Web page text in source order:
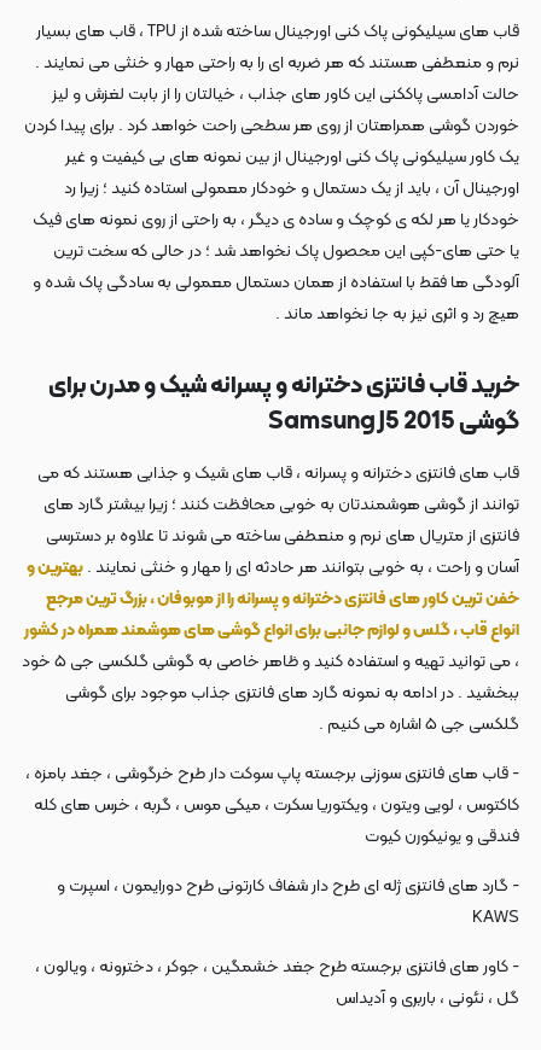
قاب های سیلیکونی پاک کنی اورجینال ساخته شده از TPU ، قاب های بسیار
نرم و منعطفی هستند که هر ضربه ای را به راحتی مهار و خنثی می نمایند .
حالت آدامسی پاککنی این کاور های جذاب ، خیالتان را از بابت لغزش و لیز
خوردن گوشی همراهتان از روی هر سطحی راحت خواهد کرد . برای پیدا کردن
یک کاور سیلیکونی پاک کنی اورجینال از بین نمونه های بی کیفیت و غیر
اورجینال آن ، باید از یک دستمال و خودکار معمولی استاده کنید ؛ زیرا رد
خودکار یا هر لکه ی کوچک و ساده ی دیگر ، به راحتی از روی نمونه های فیک
یا حتی های-کپی این محصول پاک نخواهد شد ؛ در حالی که سخت ترین
آلودگی ها فقط با استفاده از همان دستمال معمولی به سادگی پاک شده و
هیچ رد و اثری نیز به جا نخواهد ماند .
خرید قاب فانتزی دخترانه و پسرانه شیک و مدرن برای
گوشی Samsung J5 2015
قاب های فانتزی دخترانه و پسرانه ، قاب های شیک و جذابی هستند که می
توانند از گوشی هوشمندتان به خوبی محافظت کنند ؛ زیرا بیشتر گارد های
فانتزی از متریال های نرم و منعطفی ساخته می شوند تا علاوه بر دسترسی
آسان و راحت ، به خوبی بتوانند هر حادثه ای را مهار و خنثی نمایند .بهترین و
خفن ترین کاور های فانتزی دخترانه و پسرانه را از موبوفان ، بزرگ ترین مرجع
انواع قاب ، گلس و لوازم جانبی برای انواع گوشی های هوشمند همراه در کشور
، می توانید تهیه و استفاده کنید و ظاهر خاصی به گوشی گلکسی جی ۵ خود
ببخشید . در ادامه به نمونه گارد های فانتزی جذاب موجود برای گوشی
گلکسی جی ۵ اشاره می کنیم .
- قاب های فانتزی سوزنی برجسته پاپ سوکت دار طرح خرگوشی ، جغد بامزه ،
کاکتوس ، لویی ویتون ، ویکتوریا سکرت ، میکی موس ، گربه ، خرس های کله
فندقی و یونیکورن کیوت
- گارد های فانتزی ژله ای طرح دار شفاف کارتونی طرح دورایمون ، اسپرت و
KAWS
- کاور های فانتزی برجسته طرح جغد خشمگین ، جوکر ، دخترونه ، ویالون ،
گل ، نئونی ، باربری و آدیداس